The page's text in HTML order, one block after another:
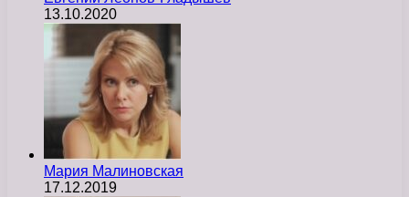
13.10.2020
Мария Малиновская
17.12.2019